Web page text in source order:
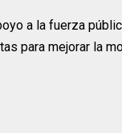
a la fuerza
para mejorar la